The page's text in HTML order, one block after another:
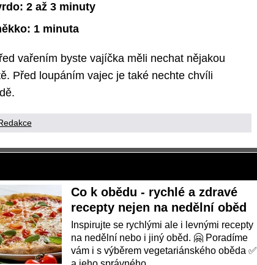
2 až 3 minuty
1 minuta
vařením byste vajíčka měli nechat nějakou
Před loupáním vajec je také nechte chvíli
Co k obědu - rychlé a zdravé
recepty nejen na nedělní oběd
Inspirujte se rychlými ale i levnými recepty
na nedělní nebo i jiný oběd. 🤗 Poradíme
vám i s výběrem vegetariánského oběda ✅